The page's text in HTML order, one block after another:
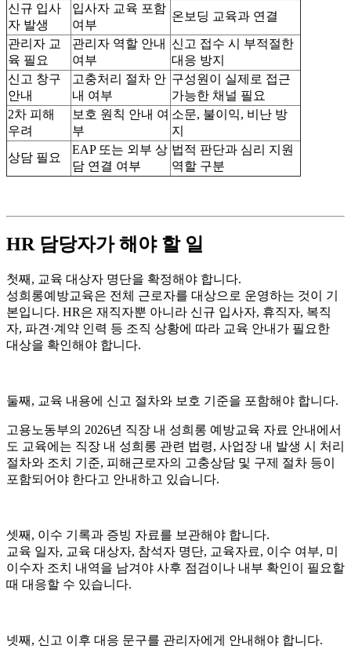
신규 입사
자 발생
입사자 교육 포함
여부
온보딩 교육과 연결
관리자 교
육 필요
관리자 역할 안내
여부
신고 접수 시 부적절한
대응 방지
신고 창구
안내
고충처리 절차 안
내 여부
구성원이 실제로 접근
가능한 채널 필요
2차 피해
우려
보호 원칙 안내 여
부
소문, 불이익, 비난 방
지
상담 필요
EAP 또는 외부 상
담 연결 여부
법적 판단과 심리 지원
역할 구분
HR 담당자가 해야 할 일
첫째, 교육 대상자 명단을 확정해야 합니다.
성희롱예방교육은 전체 근로자를 대상으로 운영하는 것이 기
본입니다. HR은 재직자뿐 아니라 신규 입사자, 휴직자, 복직
자, 파견·계약 인력 등 조직 상황에 따라 교육 안내가 필요한
대상을 확인해야 합니다.
둘째, 교육 내용에 신고 절차와 보호 기준을 포함해야 합니다.
고용노동부의 2026년 직장 내 성희롱 예방교육 자료 안내에서
도 교육에는 직장 내 성희롱 관련 법령, 사업장 내 발생 시 처리
절차와 조치 기준, 피해근로자의 고충상담 및 구제 절차 등이
포함되어야 한다고 안내하고 있습니다.
셋째, 이수 기록과 증빙 자료를 보관해야 합니다.
교육 일자, 교육 대상자, 참석자 명단, 교육자료, 이수 여부, 미
이수자 조치 내역을 남겨야 사후 점검이나 내부 확인이 필요할
때 대응할 수 있습니다.
넷째, 신고 이후 대응 문구를 관리자에게 안내해야 합니다.